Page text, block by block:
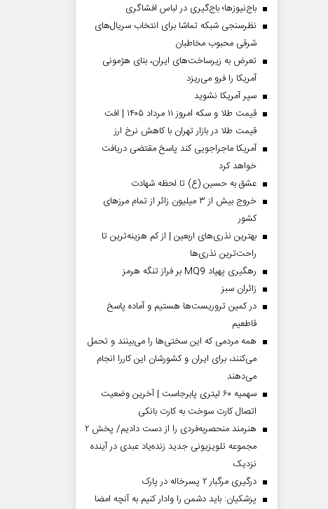
باج‌نیوزها؛ باج‌گیری در لباس افشاگری
نظرسنجی شبکه تماشا برای انتخاب سریال‌های
شرقی محبوب مخاطبان
تعرض به زیرساخت‌های ایران، بنای هژمونی
آمریکا را فرو می‌ریزد
سپر آمریکا نشوید
قیمت طلا و سکه امروز ۱۱ مرداد ۱۴۰۵ | افت
قیمت طلا در بازار تهران با کاهش نرخ ارز
آمریکا ماجراجویی کند پاسخ مقتضی دریافت
خواهد کرد
عشق به حسین (ع) تا لحظه شهادت
خروج بیش از ۳ میلیون زائر از تمام مرز‌های
کشور
بهترین نذری‌های اربعین | از کم هزینه‌ترین تا
راحت‌ترین نذری‌ها
رهگیری پهپاد MQ9 بر فراز تنگه هرمز
‌زائران سبز
در کمین تروریست‌ها هستیم و آماده پاسخ
قاطعیم
همه مردمی که این سختی‌ها را می‌بینند و تحمل
می‌کنند، برای ایران و کشورشان این کاررا انجام
می‌دهند
سهمیه ۶۰ لیتری پابرجاست | آخرین وضعیت
اتصال کارت سوخت به کارت بانکی
هنرمند منحصر‌به‌فردی را از دست دادیم/ پخش ۲
مجموعه تلویزیونی جدید زنده‌یاد عبدی در آینده
نزدیک
درگیری مرگبار ۲ پسرخاله در پارک
پزشکیان: باید دشمن را وادار کنیم به آنچه امضا